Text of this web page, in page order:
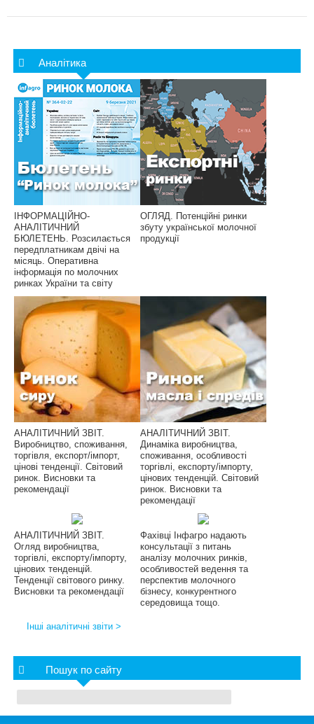
Аналітика
ІНФОРМАЦІЙНО-
АНАЛІТИЧНИЙ
БЮЛЕТЕНЬ. Розсилається
передплатникам двічі на
місяць. Оперативна
інформація по молочних
ринках України та світу
ОГЛЯД. Потенційні ринки
збуту української молочної
продукції
АНАЛІТИЧНИЙ ЗВІТ.
Виробництво, споживання,
торгівля, експорт/імпорт,
цінові тенденції. Світовий
ринок. Висновки та
рекомендації
АНАЛІТИЧНИЙ ЗВІТ.
Динаміка виробництва,
споживання, особливості
торгівлі, експорту/імпорту,
цінових тенденцій. Світовий
ринок. Висновки та
рекомендації
АНАЛІТИЧНИЙ ЗВІТ.
Огляд виробництва,
торгівлі, експорту/імпорту,
цінових тенденцій.
Тенденції світового ринку.
Висновки та рекомендації
Фахівці Інфагро надають
консультації з питань
аналізу молочних ринків,
особливостей ведення та
перспектив молочного
бізнесу, конкурентного
середовища тощо.
Інші аналітичні звіти >
Пошук по сайту